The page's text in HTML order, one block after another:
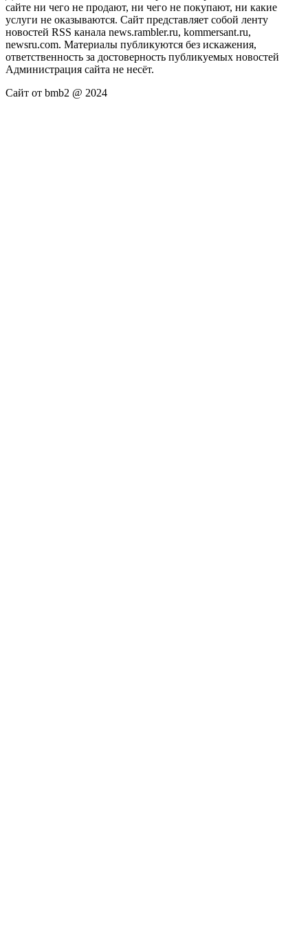
сайте ни чего не продают, ни чего не покупают, ни какие
услуги не оказываются. Сайт представляет собой ленту
новостей RSS канала news.rambler.ru, kommersant.ru,
newsru.com. Материалы публикуются без искажения,
ответственность за достоверность публикуемых новостей
Администрация сайта не несёт.
Сайт от bmb2 @ 2024